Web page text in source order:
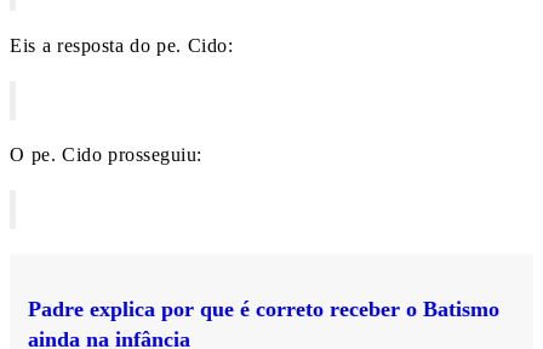
Eis a resposta do pe. Cido:
O pe. Cido prosseguiu:
Padre explica por que é correto receber o Batismo
ainda na infância